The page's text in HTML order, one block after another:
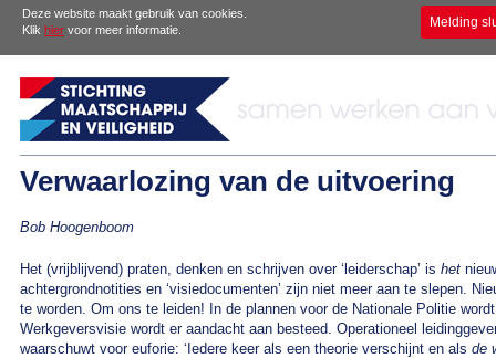
Deze website maakt gebruik van cookies.
Klik hier voor meer informatie. Melding
Verwaarlozing van de uitvoering
Bob Hoogenboom
Het (vrijblijvend) praten, denken en schrijven over ‘leiderschap’ is het
achtergrondnotities en ‘visiedocumenten’ zijn niet meer aan te slepen.
te worden. Om ons te leiden! In de plannen voor de Nationale Politie
Werkgeversvisie wordt er aandacht aan besteed. Operationeel
waarschuwt voor euforie: ‘Iedere keer als een theorie verschijnt en als de